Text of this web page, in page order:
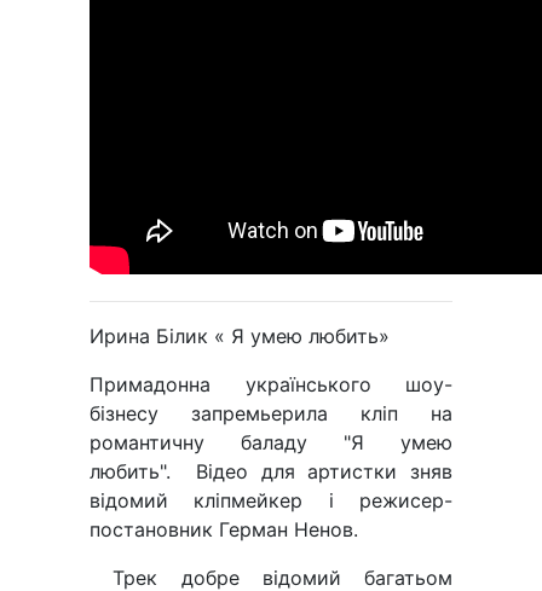
Ирина Бiлик « Я умею любить»
Примадонна українського шоу-
бізнесу запремьерила кліп на
романтичну баладу "Я умею
любить". Відео для артистки зняв
відомий кліпмейкер і режисер-
постановник Герман Ненов.
Трек добре відомий багатьом